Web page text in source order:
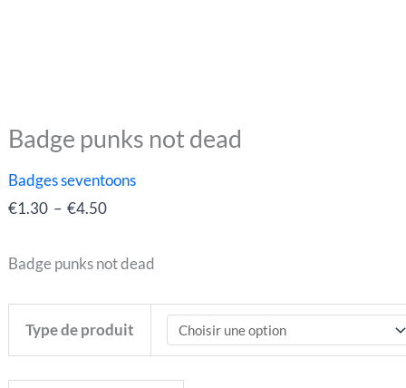
Badge punks not dead
Badges seventoons
€1.30 – €4.50
Plage
Badge punks not dead
Type de produit
quantité
Badge
dead